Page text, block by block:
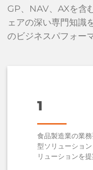
GP、NAV、AXを含
ェアの深い専門知識
のビジネスパフォー
1
食品製造業の業
型ソリューショ
リューションを提